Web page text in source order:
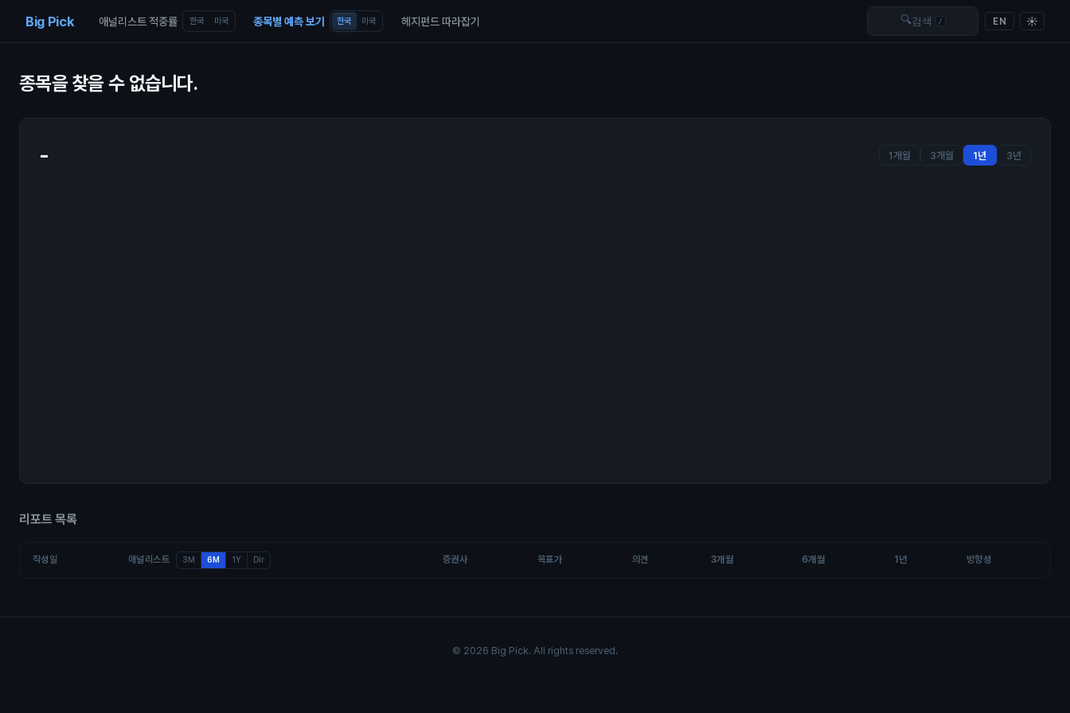
Big Pick 애널리스트 적중률 한국 미국 종목별 예측 보기 한국 미국 헤지펀드 따라잡기 🔍검색 / EN ☀
종목을 찾을 수 없습니다.
- 1개월 3개월 1년 3년
리포트 목록
작성일 애널리스트 3M 6M 1Y Dir 증권사 목표가 의견 3개월 6개월 1년 방향성
© 2026 Big Pick. All rights reserved.